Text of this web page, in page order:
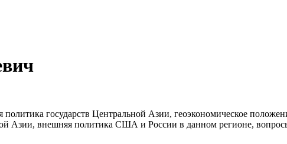
государств Центральной Азии, геоэкономическое
Азии, внешняя политика США и России в данном регионе,